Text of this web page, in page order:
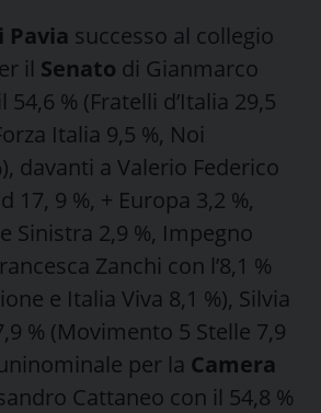
Pavia successo al collegio
il Senato di Gianmarco
% (Fratelli d’Italia 29,5
Italia 9,5 %, Noi
davanti a Valerio Federico
17, 9 %, + Europa 3,2 %,
Sinistra 2,9 %, Impegno
Zanchi con l’8,1 %
e Italia Viva 8,1 %), Silvia
% (Movimento 5 Stelle 7,9
per la Camera
Cattaneo con il 54,8 %